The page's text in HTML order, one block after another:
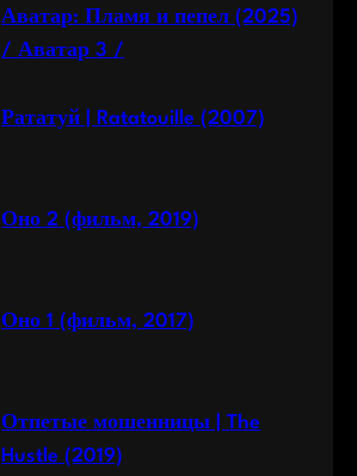
Аватар: Пламя и пепел (2025)
/ Аватар 3 /
Рататуй | Ratatouille (2007)
Оно 2 (фильм, 2019)
Оно 1 (фильм, 2017)
Отпетые мошенницы | The
Hustle (2019)